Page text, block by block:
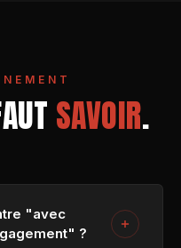
SAVOIR.
"avec
?